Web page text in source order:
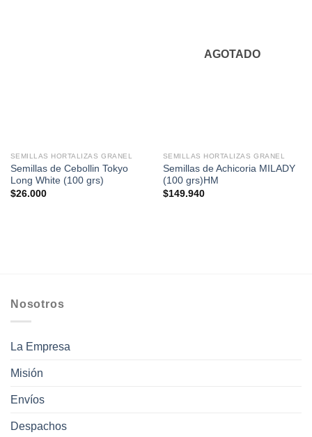
SEMILLAS HORTALIZAS GRANEL
Semillas de Cebollin Tokyo
Long White (100 grs)
$26.000
AGOTADO
SEMILLAS HORTALIZAS GRANEL
Semillas de Achicoria MILADY
(100 grs)HM
$149.940
Nosotros
La Empresa
Misión
Envíos
Despachos